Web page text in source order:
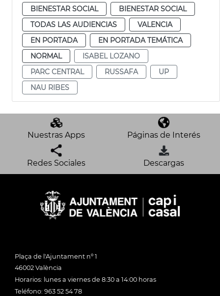
BIENESTAR SOCIAL
BIENESTAR SOCIAL
TODAS LAS AUDIENCIAS
VALENCIA
EN PORTADA
EN PORTADA TEMÁTICA
NORMAL
ISABEL LOZANO
PARC CENTRAL
RUSSAFA
UP
NAU RIBES
Nuestras Apps Páginas de Interés
Redes Sociales Descargas
Plaça de l'Ajuntament nº 1
46002 València
Horarios: lunes a viernes de 8:30 a 14:00 horas
Teléfono: 963 52 54 78